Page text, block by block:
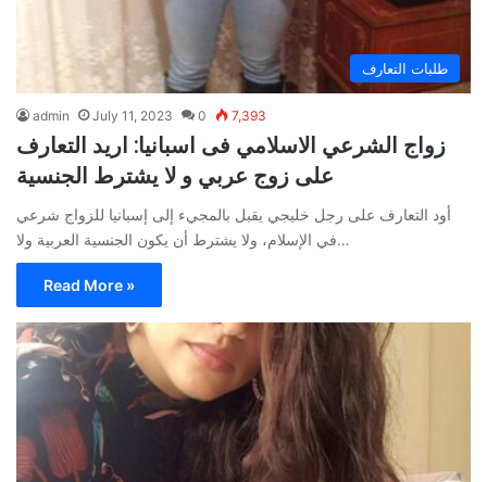
طلبات التعارف
admin July 11, 2023 0 7,393
زواج الشرعي الاسلامي فى اسبانيا: اريد التعارف
على زوج عربي و لا يشترط الجنسية
أود التعارف على رجل خليجي يقبل بالمجيء إلى إسبانيا للزواج شرعي
في الإسلام، ولا يشترط أن يكون الجنسية العربية ولا…
Read More »